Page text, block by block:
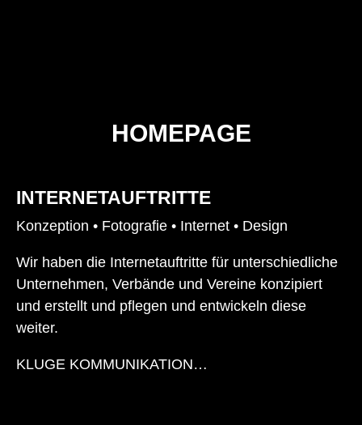
HOMEPAGE
INTERNETAUFTRITTE
Konzeption • Fotografie • Internet • Design
Wir haben die Internetauftritte für unterschiedliche
Unternehmen, Verbände und Vereine konzipiert
und erstellt und pflegen und entwickeln diese
weiter.
KLUGE KOMMUNIKATION…